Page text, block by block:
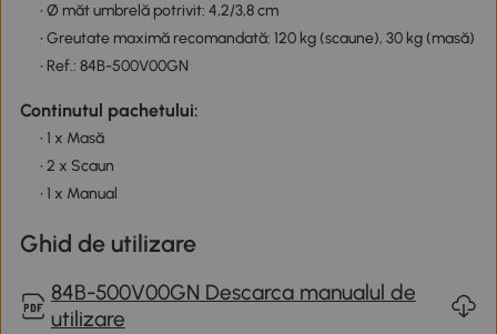
• Ø măt umbrelă potrivit: 4,2/3,8 cm
• Greutate maximă recomandată: 120 kg (scaune), 30 kg (masă)
• Ref.: 84B-500V00GN
Continutul pachetului:
• 1 x Masă
• 2 x Scaun
• 1 x Manual
Ghid de utilizare
84B-500V00GN Descarca manualul de
utilizare